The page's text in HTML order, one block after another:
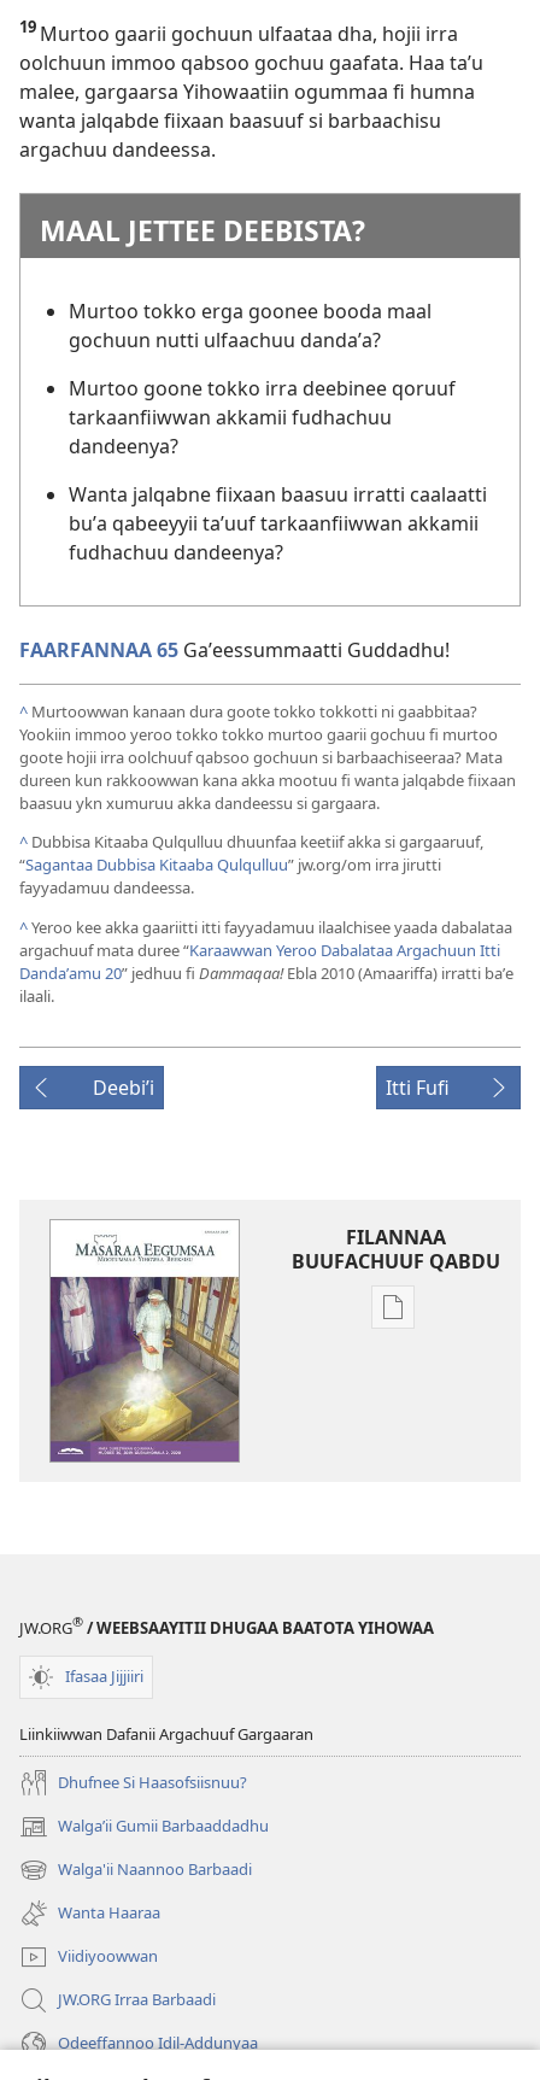
19 Murtoo gaarii gochuun ulfaataa dha, hojii irra
oolchuun immoo qabsoo gochuu gaafata. Haa taʼu
malee, gargaarsa Yihowaatiin ogummaa fi humna
wanta jalqabde fiixaan baasuuf si barbaachisu
argachuu dandeessa.
MAAL JETTEE DEEBISTA?
Murtoo tokko erga goonee booda maal
gochuun nutti ulfaachuu dandaʼa?
Murtoo goone tokko irra deebinee qoruuf
tarkaanfiiwwan akkamii fudhachuu
dandeenya?
Wanta jalqabne fiixaan baasuu irratti caalaatti
buʼa qabeeyyii taʼuuf tarkaanfiiwwan akkamii
fudhachuu dandeenya?
FAARFANNAA 65 Gaʼeessummaatti Guddadhu!
^ Murtoowwan kanaan dura goote tokko tokkotti ni gaabbitaa?
Yookiin immoo yeroo tokko tokko murtoo gaarii gochuu fi murtoo
goote hojii irra oolchuuf qabsoo gochuun si barbaachiseeraa? Mata
dureen kun rakkoowwan kana akka mootuu fi wanta jalqabde fiixaan
baasuu ykn xumuruu akka dandeessu si gargaara.
^ Dubbisa Kitaaba Qulqulluu dhuunfaa keetiif akka si gargaaruuf,
“Sagantaa Dubbisa Kitaaba Qulqulluu” jw.org/om irra jirutti
fayyadamuu dandeessa.
^Yeroo kee akka gaariitti itti fayyadamuu ilaalchisee yaada dabalataa
argachuuf mata duree “Karaawwan Yeroo Dabalataa Argachuun Itti
Dandaʼamu 20” jedhuu fi Dammaqaa!Ebla 2010 (Amaariffa) irratti baʼe
ilaali.
Deebiʼi Itti Fufi
FILANNAA
BUUFACHUUF QABDU
Filannaawwan
JW.ORG® / WEEBSAAYITII DHUGAA BAATOTA YIHOWAA
Ifasaa Jijjiiri
Liinkiiwwan Dafanii Argachuuf Gargaaran
Dhufnee Si Haasofsiisnuu?
Walgaʼii Gumii Barbaaddadhu
(opens
new
window)
Walga'ii Naannoo Barbaadi
(opens
new
window)
Wanta Haaraa
Viidiyoowwan
JW.ORG Irraa Barbaadi
Odeeffannoo Idil-Addunyaa